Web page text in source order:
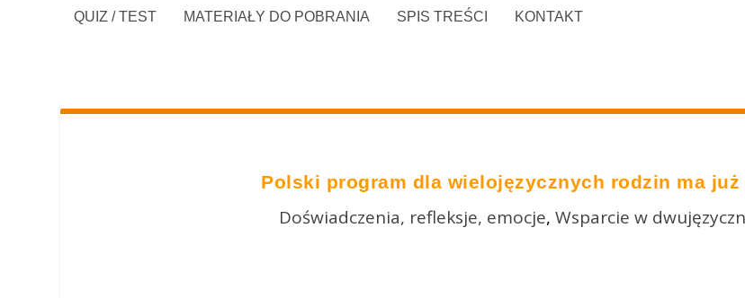
QUIZ / TEST MATERIAŁY DO POBRANIA SPIS TREŚCI KONTAKT
Polski program dla wielojęzycznych rodzin ma
Doświadczenia, refleksje, emocje, Wsparcie w